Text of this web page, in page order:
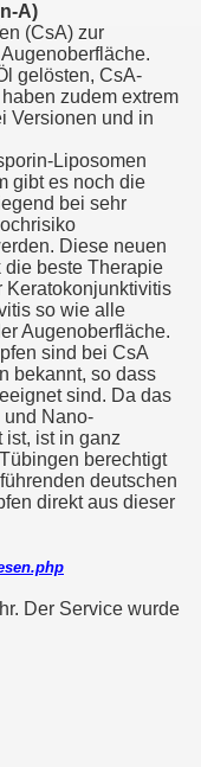
A)
(CsA) zur
gelösten, CsA-
zudem extrem
Versionen und in
Liposomen
gibt es noch die
bei sehr
Diese neuen
beste Therapie
Keratokonjunktivitis
so wie alle
Augenoberfläche.
sind bei CsA
bekannt, so dass
sind. Da das
und Nano-
ist, ist in ganz
berechtigt
deutschen
direkt aus dieser
Der Service wurde